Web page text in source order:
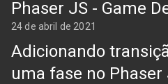
Phaser JS - Game
24 de abril de 2021
Adicionando
uma fase no Phaser